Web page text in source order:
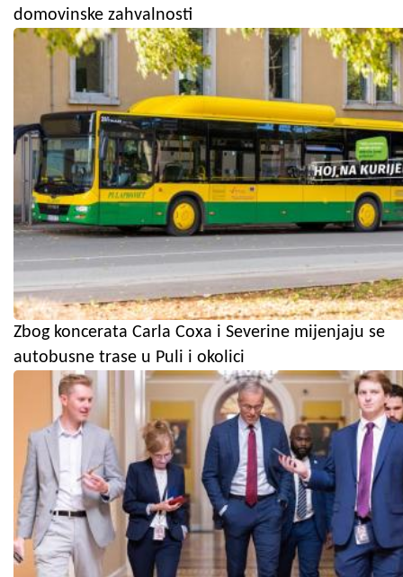
domovinske zahvalnosti
Zbog koncerata Carla Coxa i Severine mijenjaju se
autobusne trase u Puli i okolici